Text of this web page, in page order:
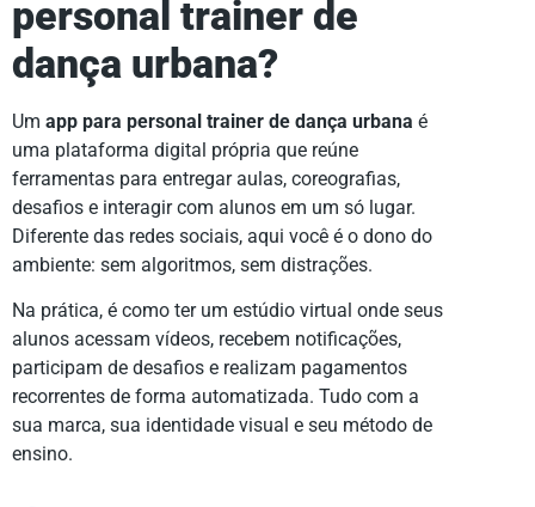
personal trainer de
dança urbana?
Um app para personal trainer de dança urbana é
uma plataforma digital própria que reúne
ferramentas para entregar aulas, coreografias,
desafios e interagir com alunos em um só lugar.
Diferente das redes sociais, aqui você é o dono do
ambiente: sem algoritmos, sem distrações.
Na prática, é como ter um estúdio virtual onde seus
alunos acessam vídeos, recebem notificações,
participam de desafios e realizam pagamentos
recorrentes de forma automatizada. Tudo com a
sua marca, sua identidade visual e seu método de
ensino.